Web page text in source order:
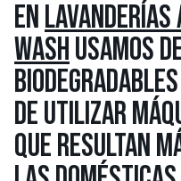
EN
WASH USAMOS
DE UTILIZAR
QUE RESULTAN